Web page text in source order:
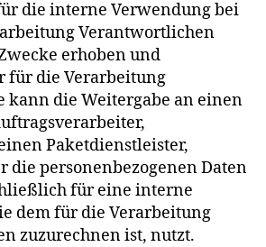
die interne Verwendung bei
Verantwortlichen
erhoben und
für die Verarbeitung
kann die Weitergabe an einen
Paketdienstleister,
die personenbezogenen Daten
für eine interne
dem für die Verarbeitung
zuzurechnen ist, nutzt.